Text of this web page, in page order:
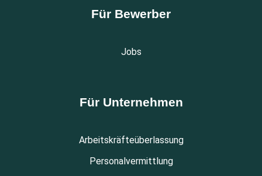
Für Bewerber
Jobs
Für Unternehmen
Arbeitskräfteüberlassung
Personalvermittlung